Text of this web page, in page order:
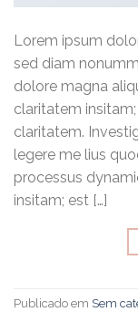
Lorem ipsum
sed diam
dolore magna
claritatem
claritatem.
legere me lius
processus
insitam; est […]
Publicado em Sem